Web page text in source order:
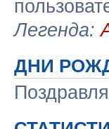
Легенда:
ДНИ